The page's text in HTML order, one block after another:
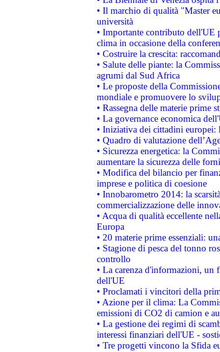
• Il marchio di qualità "Master
università
• Importante contributo dell'UE
clima in occasione della
• Costruire la crescita:
• Salute delle piante: la
agrumi dal Sud Africa
• Le proposte della
mondiale e promuovere lo
• Rassegna delle materie prime
• La governance economica
• Iniziativa dei cittadini
• Quadro di valutazione
• Sicurezza energetica: la
aumentare la sicurezza delle
• Modifica del bilancio per
imprese e politica di coesione
• Innobarometro 2014: la
commercializzazione delle
• Acqua di qualità eccellente
Europa
• 20 materie prime essenziali:
• Stagione di pesca del tonno
controllo
• La carenza d'informazioni, un
dell'UE
• Proclamati i vincitori della
• Azione per il clima: La
emissioni di CO2 di camion e
• La gestione dei regimi di
interessi finanziari dell'UE -
• Tre progetti vincono la Sfida